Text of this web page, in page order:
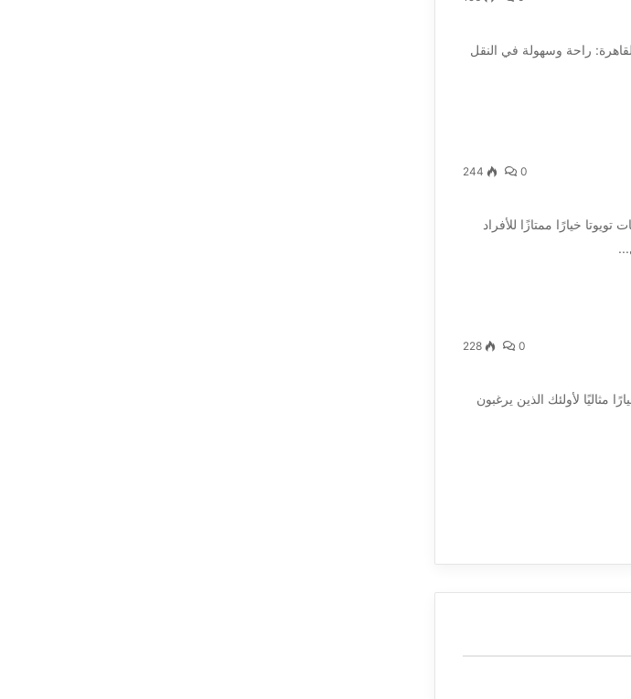
راحة وسهولة في النقل
0
244
خيارًا ممتازًا للأفراد
0
228
مثاليًا لأولئك الذين يرغبون